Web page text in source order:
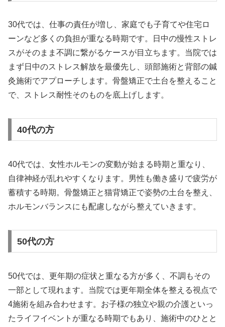
30代では、仕事の責任が増し、家庭でも子育てや住宅ロ
ーンなど多くの負担が重なる時期です。日中の慢性ストレ
スがそのまま不調に繋がるケースが目立ちます。当院では
まず日中のストレス解放を最優先し、頭部施術と背部の鍼
灸施術でアプローチします。骨盤矯正で土台を整えること
で、ストレス耐性そのものを底上げします。
40代の方
40代では、女性ホルモンの変動が始まる時期と重なり、
自律神経が乱れやすくなります。男性も働き盛りで疲労が
蓄積する時期。骨盤矯正と猫背矯正で姿勢の土台を整え、
ホルモンバランスにも配慮しながら整えていきます。
50代の方
50代では、更年期の症状と重なる方が多く、不調もその
一部として現れます。当院では更年期全体を整える視点で
4施術を組み合わせます。お子様の独立や親の介護といっ
たライフイベントが重なる時期でもあり、施術中のひとと